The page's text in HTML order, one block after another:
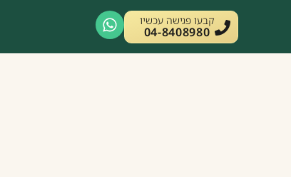
קבעו פגישה עכשיו
04-8408980